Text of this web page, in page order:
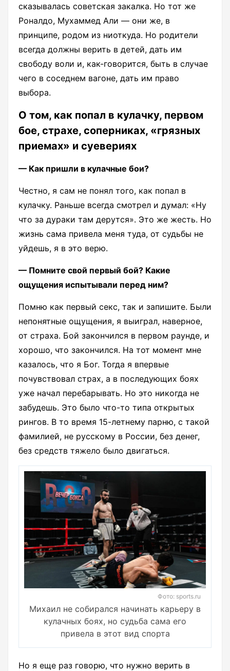
сказывалась советская закалка. Но тот же
Роналдо, Мухаммед Али — они же, в
принципе, родом из ниоткуда. Но родители
всегда должны верить в детей, дать им
свободу воли и, как-говорится, быть в случае
чего в соседнем вагоне, дать им право
выбора.
О том, как попал в кулачку, первом
бое, страхе, соперниках, «грязных
приемах» и суевериях
— Как пришли в кулачные бои?
Честно, я сам не понял того, как попал в
кулачку. Раньше всегда смотрел и думал: «Ну
что за дураки там дерутся». Это же жесть. Но
жизнь сама привела меня туда, от судьбы не
уйдешь, я в это верю.
— Помните свой первый бой? Какие
ощущения испытывали перед ним?
Помню как первый секс, так и запишите. Были
непонятные ощущения, я выиграл, наверное,
от страха. Бой закончился в первом раунде, и
хорошо, что закончился. На тот момент мне
казалось, что я Бог. Тогда я впервые
почувствовал страх, а в последующих боях
уже начал перебарывать. Но это никогда не
забудешь. Это было что-то типа открытых
рингов. В то время 15-летнему парню, с такой
фамилией, не русскому в России, без денег,
без средств тяжело было двигаться.
Фото: sports.ru
Михаил не собирался начинать карьеру в
кулачных боях, но судьба сама его
привела в этот вид спорта
Но я еще раз говорю, что нужно верить в